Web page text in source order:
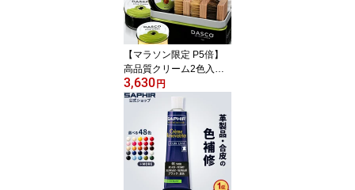
【マラソン限定 P5倍】
高品質クリーム2色入り
ダスコ 靴磨きセット シ
ューケア スターターセッ
ト送料無料 靴磨き 革靴
究極コスパ 初心者 メン
テナンス 黒 無色 靴 ワッ
クス 靴クリーム 革靴 手
入れ セット ブラシ シュ
ーケアセット ギフト DA
3,630円